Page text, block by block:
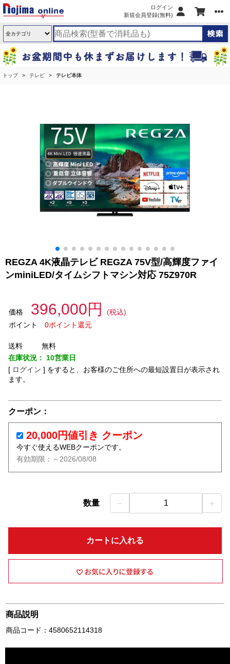
ログイン
新規会員登録(無料)
トップ テレビ テレビ本体
REGZA 4K液晶テレビ REGZA 75V型/高輝度ファイ
ンminiLED/タイムシフトマシン対応 75Z970R
価格 396,000円
(税込)
ポイント
0ポイント還元
送料
無料
在庫状況： 10営業日
[ ログイン ] をすると、お客様のご住所への最短設置日が表示され
ます。
クーポン：
20,000円値引き クーポン
今すぐ使えるWEBクーポンです。
有効期限：～2026/08/08
数量 － 1 ＋
カートに入れる
商品説明
商品コード：4580652114318